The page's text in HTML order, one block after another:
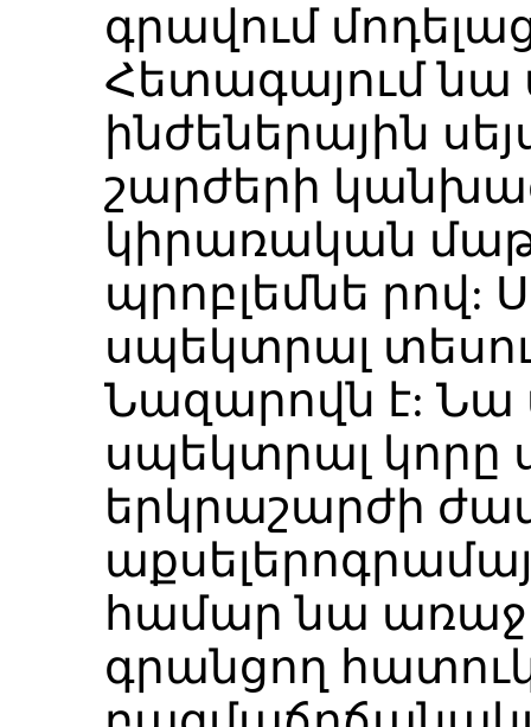
գրավում
Հետագայում նա
ինժեներային
շարժերի
կիրառական
պրոբլեմնե րով:
սպեկտրալ
Նազարովն է: Նա
սպեկտրալ
երկրաշարժի
համար նա
գրանցող